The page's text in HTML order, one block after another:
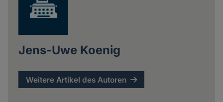
Jens-Uwe Koenig
Weitere Artikel des Autoren